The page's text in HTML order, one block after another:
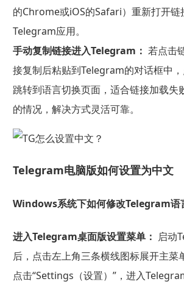
的Chrome或iOS的Safari）重新打开链
Telegram应用。
手动复制链接进入Telegram： 若点击
接复制后粘贴到Telegram的对话框中
跳转到语言切换页面，适合链接加载失
的情况，解决方式灵活可靠。
Telegram电脑版如何设置为中文
Windows系统下如何修改Telegram语
进入Telegram桌面版设置菜单： 启动
后，点击左上角三条横线图标展开主菜
点击“Settings（设置）”，进入